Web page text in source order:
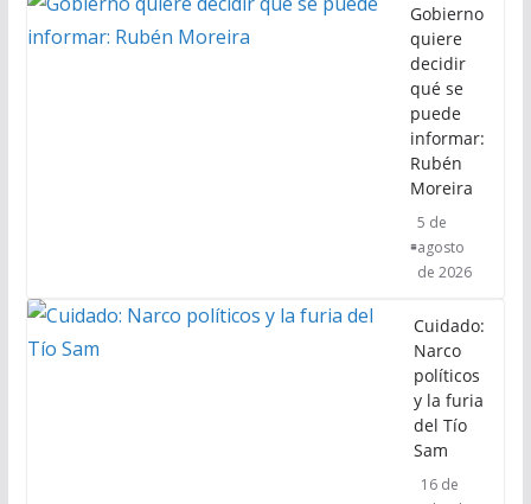
Gobierno
quiere
decidir
qué se
puede
informar:
Rubén
Moreira
5 de
agosto
de 2026
Cuidado:
Narco
políticos
y la furia
del Tío
Sam
16 de